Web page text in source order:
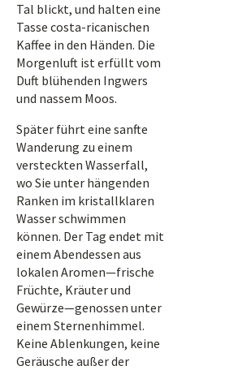
Tal blickt, und halten eine
Tasse costa-ricanischen
Kaffee in den Händen. Die
Morgenluft ist erfüllt vom
Duft blühenden Ingwers
und nassem Moos.
Später führt eine sanfte
Wanderung zu einem
versteckten Wasserfall,
wo Sie unter hängenden
Ranken im kristallklaren
Wasser schwimmen
können. Der Tag endet mit
einem Abendessen aus
lokalen Aromen—frische
Früchte, Kräuter und
Gewürze—genossen unter
einem Sternenhimmel.
Keine Ablenkungen, keine
Geräusche außer der